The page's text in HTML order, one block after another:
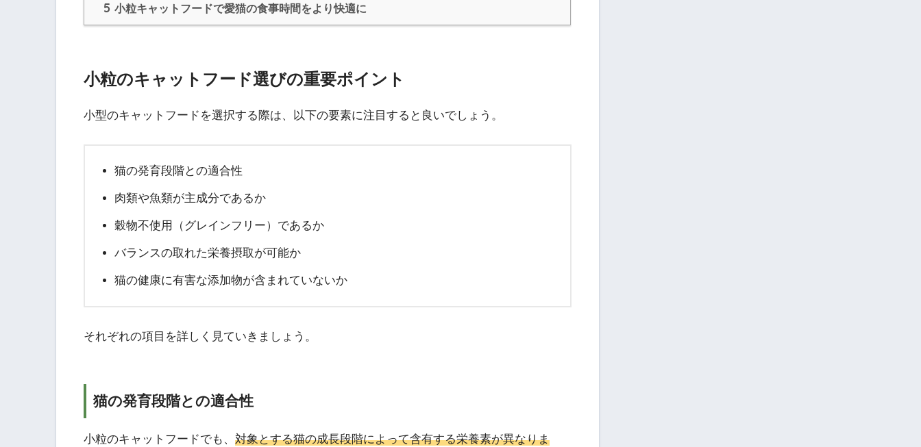
5 小粒キャットフードで愛猫の食事時間をより快適に
小粒のキャットフード選びの重要ポイント
小型のキャットフードを選択する際は、以下の要素に注目すると良いでしょう。
猫の発育段階との適合性
肉類や魚類が主成分であるか
穀物不使用（グレインフリー）であるか
バランスの取れた栄養摂取が可能か
猫の健康に有害な添加物が含まれていないか
それぞれの項目を詳しく見ていきましょう。
猫の発育段階との適合性
小粒のキャットフードでも、 対象とする猫の成長段階によって含有する栄養素が異なりま